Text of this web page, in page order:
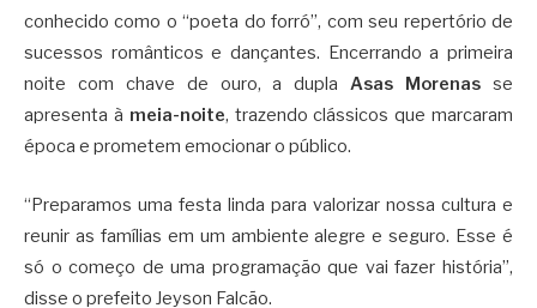
conhecido como o “poeta do forró”, com seu repertório de
sucessos românticos e dançantes. Encerrando a primeira
noite com chave de ouro, a duplaAsas Morenas se
apresenta à meia-noite, trazendo clássicos que marcaram
época e prometem emocionar o público.
“Preparamos uma festa linda para valorizar nossa cultura e
reunir as famílias em um ambiente alegre e seguro. Esse é
só o começo de uma programação que vai fazer história”,
disse o prefeito Jeyson Falcão.